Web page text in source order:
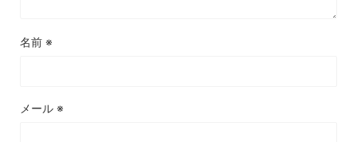
名前 ※
メール ※